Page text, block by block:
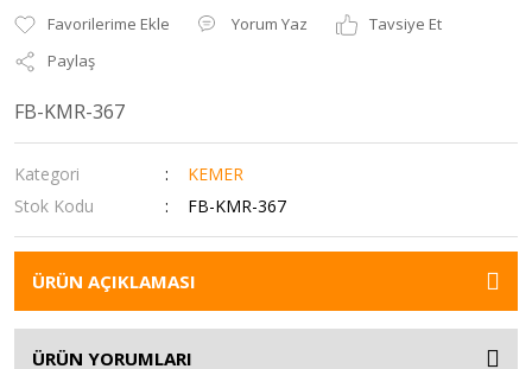
Yorum Yaz
Tavsiye Et
Paylaş
FB-KMR-367
Kategori
KEMER
Stok Kodu
FB-KMR-367
ÜRÜN AÇIKLAMASI
ÜRÜN YORUMLARI